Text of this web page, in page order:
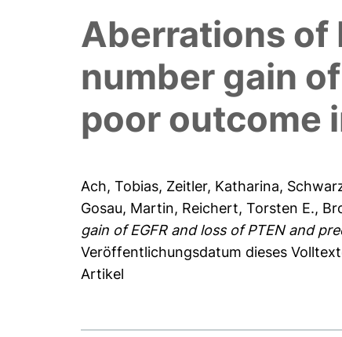
Aberrations of
number gain
poor outcome
Ach, Tobias, Zeitler, Katharina,
Gosau, Martin, Reichert, Torsten E.,
gain of EGFR and loss of PTEN and
Veröffentlichungsdatum dieses
Artikel